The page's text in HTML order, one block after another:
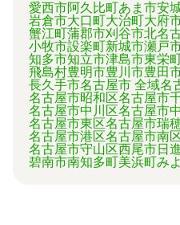
愛西市阿久比町あま市安
岩倉市大口町大治町大府
蟹江町蒲郡市刈谷市北名
小牧市設楽町新城市瀬戸
知多市知立市津島市東栄
飛島村豊明市豊川市豊田
長久手市名古屋市 全域名
名古屋市昭和区名古屋市
名古屋市中川区名古屋市
名古屋市東区名古屋市瑞
名古屋市港区名古屋市南
名古屋市守山区西尾市日
碧南市南知多町美浜町み